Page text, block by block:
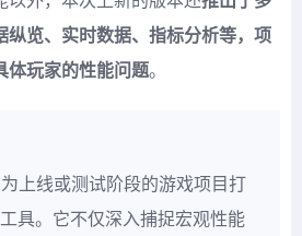
纵览、实时数据、指标分析等，项
体玩家的性能问题。
上线或测试阶段的游戏项目打
具。它不仅深入捕捉宏观性能